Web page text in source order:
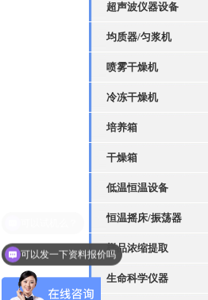
超声波仪器设备
均质器/匀浆机
喷雾干燥机
冷冻干燥机
培养箱
干燥箱
低温恒温设备
恒温摇床/振荡器
样品浓缩提取
生命科学仪器
可以发一下资料报价吗